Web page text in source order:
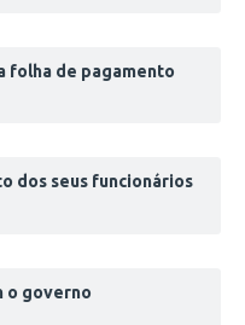
folha de pagamento
dos seus funcionários
o governo